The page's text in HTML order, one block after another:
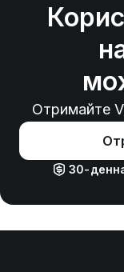
Отримайте
30-